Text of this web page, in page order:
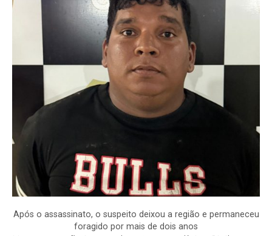
Após o assassinato, o suspeito deixou a região e permaneceu
foragido por mais de dois anos